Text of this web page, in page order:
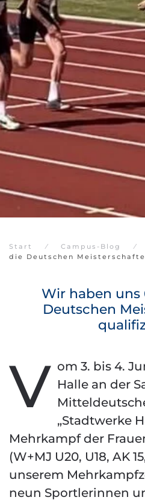
Start Campus-Blog
die Deutschen
Wir haben uns
Deutschen
V om 3. bis 4.
Halle an der
„Stadtwerke
Mehrkampf der
(W+MJ U20, U18, AK
unserem
neun Sportlerinnen